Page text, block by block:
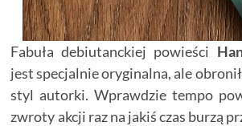
Fabuła debiutanckiej powieści
jest specjalnie oryginalna, ale
styl autorki. Wprawdzie tempo
zwroty akcji raz na jakiś czas burzą